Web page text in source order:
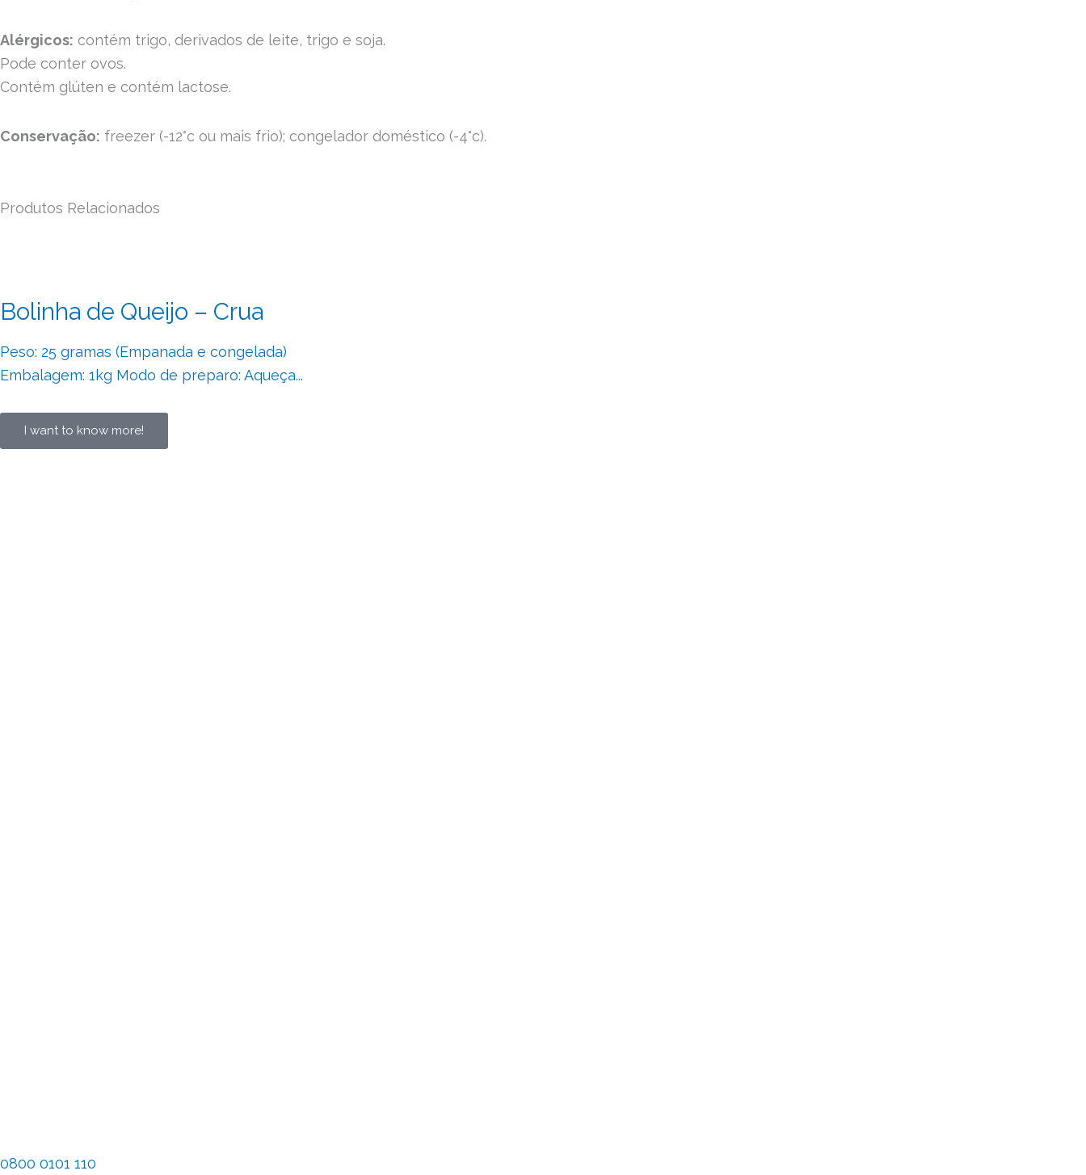
Alérgicos: contém trigo, derivados de leite, trigo e soja.
Pode conter ovos.
Contém glúten e contém lactose.
Conservação: freezer (-12°c ou mais frio); congelador doméstico (-4°c).
Produtos Relacionados
Bolinha de Queijo – Crua
Peso: 25 gramas (Empanada e congelada)
Embalagem: 1kg Modo de preparo: Aqueça...
I want to know more!
0800 0101 110